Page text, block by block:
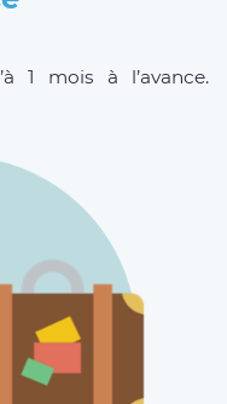
1 mois à l’avance.